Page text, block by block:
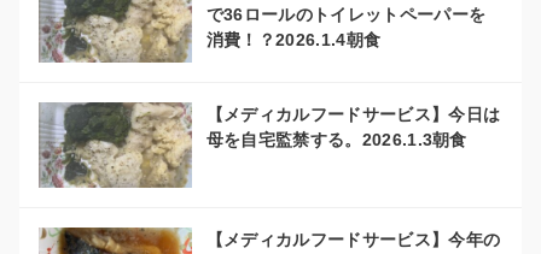
で36ロールのトイレットペーパーを
消費！？2026.1.4朝食
【メディカルフードサービス】今日は
母を自宅監禁する。2026.1.3朝食
【メディカルフードサービス】今年の